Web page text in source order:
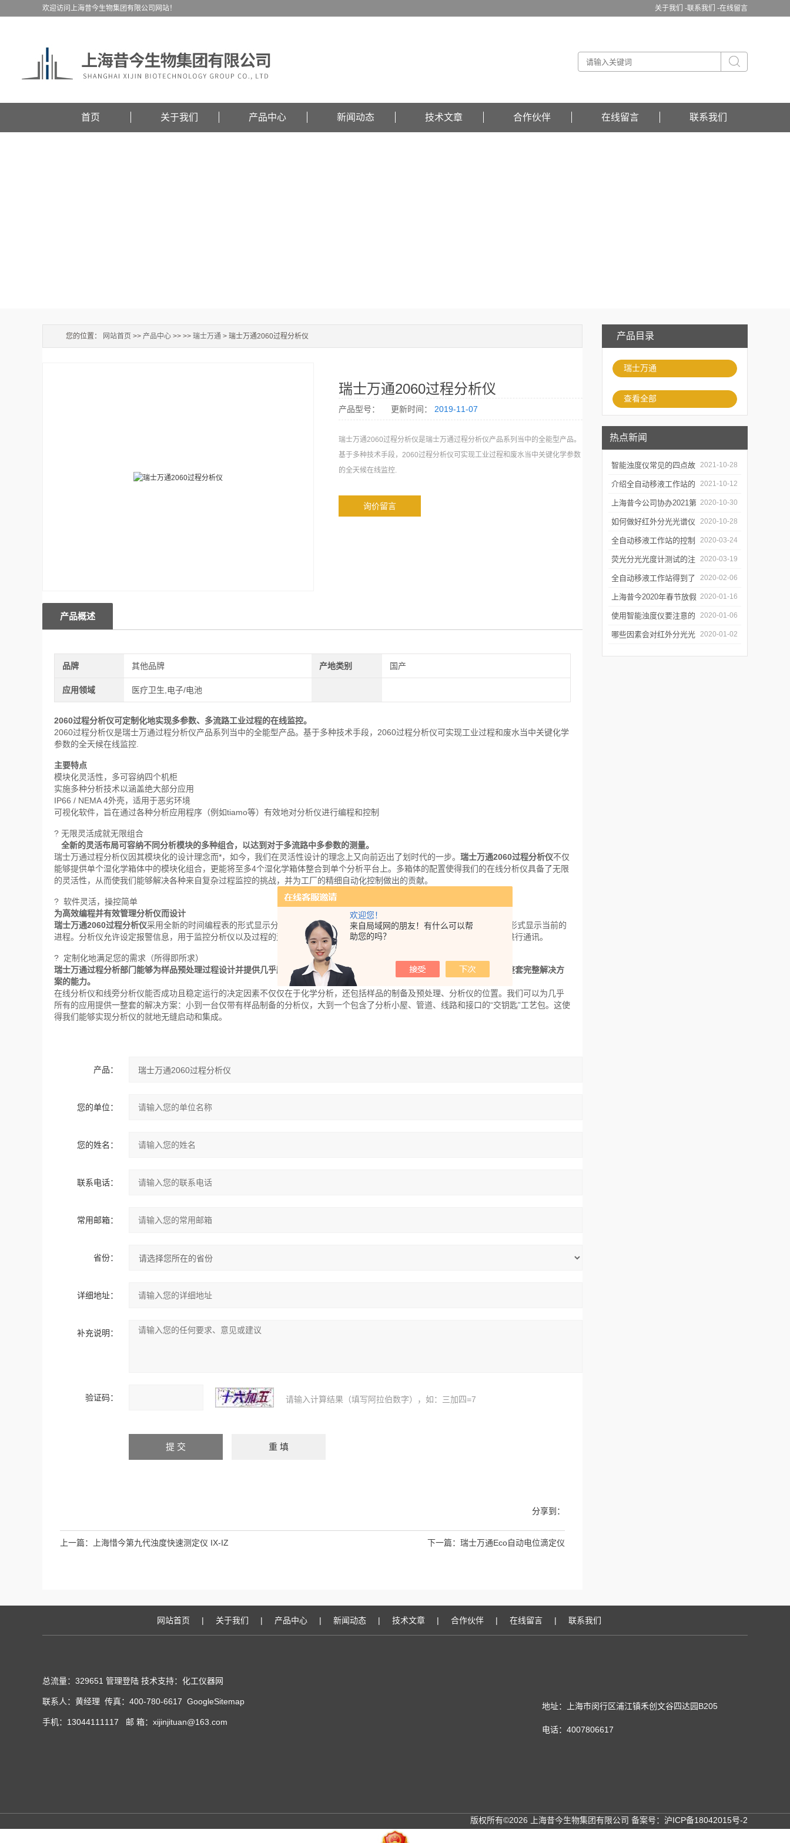
欢迎您！
来自局域网的朋友！有什么可以帮
助您的吗？
关于我们 -联系我们 -在线留言
欢迎访问上海昔今生物集团有限公司网站！
首页 关于我们 产品中心 新闻动态 技术文章 合作伙伴 在线留言 联系我们
产品目录
瑞士万通
查看全部
热点新闻
智能浊度仪常见的四点故
障
2021-10-28
介绍全自动移液工作站的
三种移液方式
2021-10-12
上海昔今公司协办2021第
二届上海沪助科研圈发展
年会
2020-10-30
如何做好红外分光光谱仪
的防潮工作
2020-10-28
全自动移液工作站的控制
软件有哪些特点
2020-03-24
荧光分光光度计测试的注
意事项有哪些
2020-03-19
全自动移液工作站得到了
广泛的应用
2020-02-06
上海昔今2020年春节放假
通知
2020-01-16
使用智能浊度仪要注意的
几个要点
2020-01-06
哪些因素会对红外分光光 2020-01-02
您的位置： 网站首页 >> 产品中心 >> >> 瑞士万通 > 瑞士万通2060过程分析仪
瑞士万通2060过程分析仪
产品型号： 更新时间： 2019-11-07
瑞士万通2060过程分析仪是瑞士万通过程分析仪产品系列当中的全能型产品。
基于多种技术手段，2060过程分析仪可实现工业过程和废水当中关键化学参数
的全天候在线监控.
询价留言
产品概述
品牌 其他品牌 产地类别 国产
应用领域 医疗卫生,电子/电池
2060过程分析仪可定制化地实现多参数、多流路工业过程的在线监控。
2060过程分析仪是瑞士万通过程分析仪产品系列当中的全能型产品。基于多种技术手段，2060过程分析仪可实现工业过程和废水当中关键化学
参数的全天候在线监控.
主要特点
模块化灵活性，多可容纳四个机柜
实施多种分析技术以涵盖绝大部分应用
IP66 / NEMA 4外壳，适用于恶劣环境
可视化软件，旨在通过各种分析应用程序（例如tiamo等）有效地对分析仪进行编程和控制
? 无限灵活成就无限组合
全新的灵活布局可容纳不同分析模块的多种组合，以达到对于多流路中多参数的测量。
瑞士万通过程分析仪因其模块化的设计理念而*，如今，我们在灵活性设计的理念上又向前迈出了划时代的一步。 瑞士万通2060过程分析仪不仅
能够提供单个湿化学箱体中的模块化组合，更能将至多4个湿化学箱体整合到单个分析平台上。多箱体的配置使得我们的在线分析仪具备了无限
的灵活性，从而使我们能够解决各种来自复杂过程监控的挑战，并为工厂的精细自动化控制做出的贡献。
? 软件灵活，操控简单
为高效编程并有效管理分析仪而设计
瑞士万通2060过程分析仪采用全新的时间编程表的形式显示分析仪的程序执行状况，所谓时间编程表即是以图形化的时间轴的形式显示当前的
进程。分析仪允许设定报警信息，用于监控分析仪以及过程的运行状况，并且，这些报警信息可通过Modbus或离散I/O的形式进行通讯。
? 定制化地满足您的需求（所得即所求）
瑞士万通过程分析部门能够为样品预处理过程设计并提供几乎所有的“单元操作”，这使得我们具备了为大多数工业过程提供一整套完整解决方
案的能力。
在线分析仪和线旁分析仪能否成功且稳定运行的决定因素不仅仅在于化学分析，还包括样品的制备及预处理、分析仪的位置。我们可以为几乎
所有的应用提供一整套的解决方案：小到一台仅带有样品制备的分析仪，大到一个包含了分析小屋、管道、线路和接口的“交钥匙”工艺包。这使
得我们能够实现分析仪的就地无缝启动和集成。
产品：
您的单位：
您的姓名：
联系电话：
常用邮箱：
省份：
详细地址：
补充说明：
验证码： 请输入计算结果（填写阿拉伯数字），如：三加四=7
分享到：
上一篇： 上海惜今第九代浊度快速测定仪 IX-IZ 下一篇： 瑞士万通Eco自动电位滴定仪
网站首页 | 关于我们 | 产品中心 | 新闻动态 | 技术文章 | 合作伙伴 | 在线留言 | 联系我们
总流量：329651 管理登陆 技术支持：化工仪器网
联系人：黄经理 传真：400-780-6617 GoogleSitemap
手机：13044111117 邮 箱：xijinjituan@163.com
地址：上海市闵行区浦江镇禾创文谷四达园B205
电话：4007806617
版权所有©2026 上海昔今生物集团有限公司 备案号： 沪ICP备18042015号-2